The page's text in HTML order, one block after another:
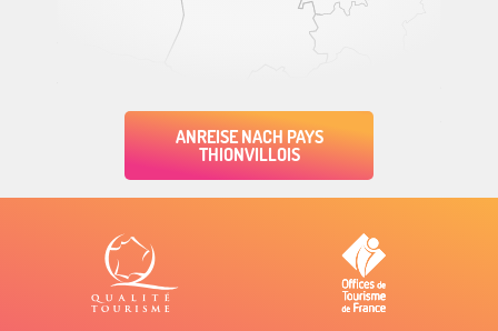
ANREISE NACH PAYS
THIONVILLOIS